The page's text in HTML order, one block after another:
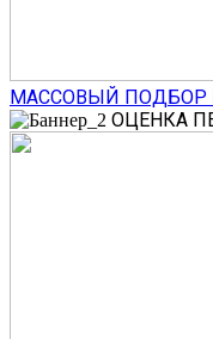
МАССОВЫЙ ПОДБОР
ОЦЕНКА